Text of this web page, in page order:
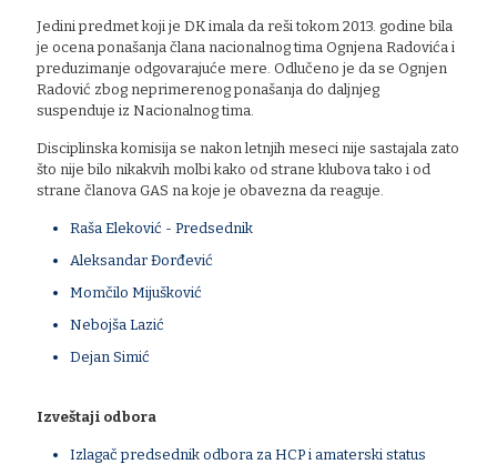
Jedini predmet koji je DK imala da reši tokom 2013. godine bila
je ocena ponašanja člana nacionalnog tima Ognjena Radovića i
preduzimanje odgovarajuće mere. Odlučeno je da se Ognjen
Radović zbog neprimerenog ponašanja do daljnjeg
suspenduje iz Nacionalnog tima.
Disciplinska komisija se nakon letnjih meseci nije sastajala zato
što nije bilo nikakvih molbi kako od strane klubova tako i od
strane članova GAS na koje je obavezna da reaguje.
Raša Eleković - Predsednik
Aleksandar Đorđević
Momčilo Mijušković
Nebojša Lazić
Dejan Simić
Izveštaji odbora
Izlagač predsednik odbora za HCP i amaterski status